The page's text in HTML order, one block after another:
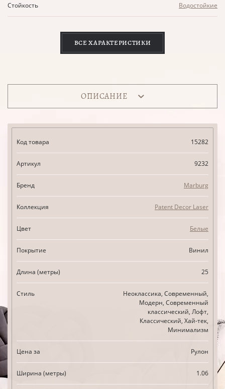
Стойкость Водостойкие
ВСЕ ХАРАКТЕРИСТИКИ
ОПИСАНИЕ
Код товара 15282
Артикул 9232
Бренд Marburg
Коллекция Patent Decor Laser
Цвет Белые
Покрытие Винил
Длина (метры) 25
Стиль
Неоклассика, Современный,
Модерн, Современный
классический, Лофт,
Классический, Хай-тек,
Минимализм
Цена за Рулон
Ширина (метры) 1.06